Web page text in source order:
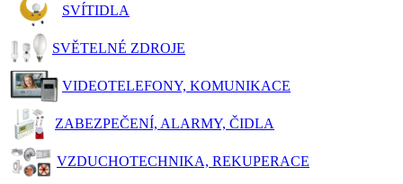
SVÍTIDLA
SVĚTELNÉ ZDROJE
VIDEOTELEFONY, KOMUNIKACE
ZABEZPEČENÍ, ALARMY, ČIDLA
VZDUCHOTECHNIKA, REKUPERACE